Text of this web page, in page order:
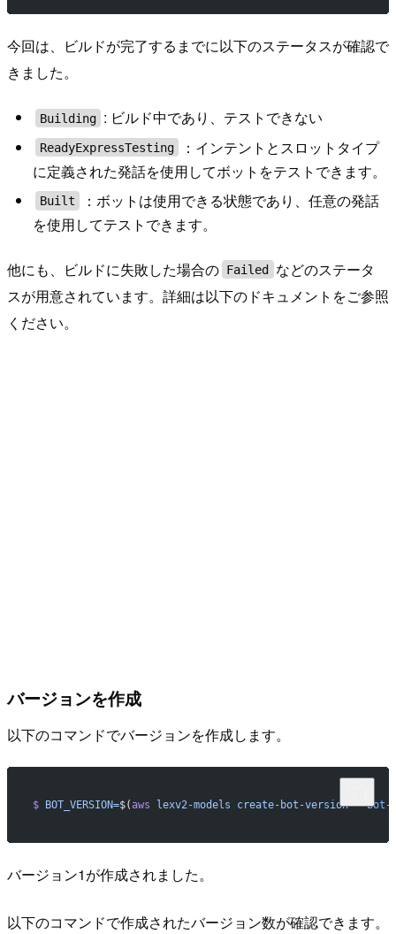
今回は、ビルドが完了するまでに以下のステータスが確認で
きました。
Building : ビルド中であり、テストできない
ReadyExpressTesting
：インテントとスロットタイプ
に定義された発話を使用してボットをテストできます。
Built
：ボットは使用できる状態であり、任意の発話
を使用してテストできます。
他にも、ビルドに失敗した場合の Failed などのステータ
スが用意されています。詳細は以下のドキュメントをご参照
ください。
バージョンを作成
以下のコマンドでバージョンを作成します。
$ BOT_VERSION=$(aws lexv2-models create-bot-version --bot-
バージョン1が作成されました。
以下のコマンドで作成されたバージョン数が確認できます。